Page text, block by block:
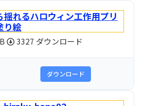
揺れるハロウィン工作用プリ
り絵
3327 ダウンロード
ダウンロード